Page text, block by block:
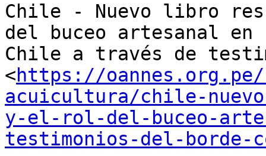
Chile - Nuevo libro
del buceo artesanal en
Chile a través de
<https://
acuicultura/chile-
y-el-rol-del-buceo-
testimonios-del-borde-